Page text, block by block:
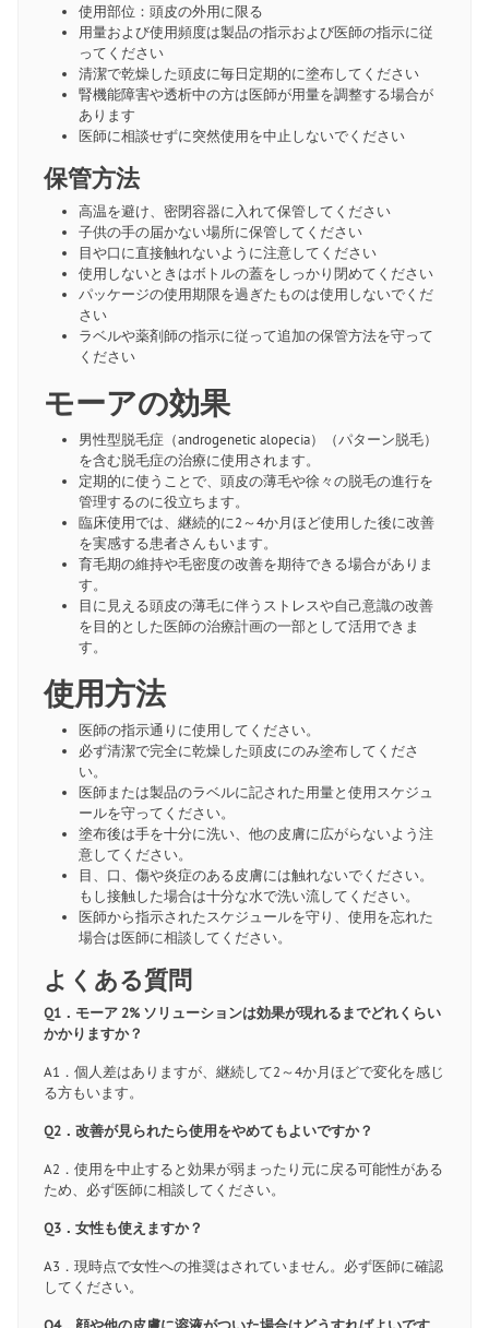
使用部位：頭皮の外用に限る
用量および使用頻度は製品の指示および医師の指示に従
ってください
清潔で乾燥した頭皮に毎日定期的に塗布してください
腎機能障害や透析中の方は医師が用量を調整する場合が
あります
医師に相談せずに突然使用を中止しないでください
保管方法
高温を避け、密閉容器に入れて保管してください
子供の手の届かない場所に保管してください
目や口に直接触れないように注意してください
使用しないときはボトルの蓋をしっかり閉めてください
パッケージの使用期限を過ぎたものは使用しないでくだ
さい
ラベルや薬剤師の指示に従って追加の保管方法を守って
ください
モーアの効果
男性型脱毛症（androgenetic alopecia）（パターン脱毛）
を含む脱毛症の治療に使用されます。
定期的に使うことで、頭皮の薄毛や徐々の脱毛の進行を
管理するのに役立ちます。
臨床使用では、継続的に2～4か月ほど使用した後に改善
を実感する患者さんもいます。
育毛期の維持や毛密度の改善を期待できる場合がありま
す。
目に見える頭皮の薄毛に伴うストレスや自己意識の改善
を目的とした医師の治療計画の一部として活用できま
す。
使用方法
医師の指示通りに使用してください。
必ず清潔で完全に乾燥した頭皮にのみ塗布してくださ
い。
医師または製品のラベルに記された用量と使用スケジュ
ールを守ってください。
塗布後は手を十分に洗い、他の皮膚に広がらないよう注
意してください。
目、口、傷や炎症のある皮膚には触れないでください。
もし接触した場合は十分な水で洗い流してください。
医師から指示されたスケジュールを守り、使用を忘れた
場合は医師に相談してください。
よくある質問
Q1．モーア 2% ソリューションは効果が現れるまでどれくらい
かかりますか？
A1．個人差はありますが、継続して2～4か月ほどで変化を感じ
る方もいます。
Q2．改善が見られたら使用をやめてもよいですか？
A2．使用を中止すると効果が弱まったり元に戻る可能性がある
ため、必ず医師に相談してください。
Q3．女性も使えますか？
A3．現時点で女性への推奨はされていません。必ず医師に確認
してください。